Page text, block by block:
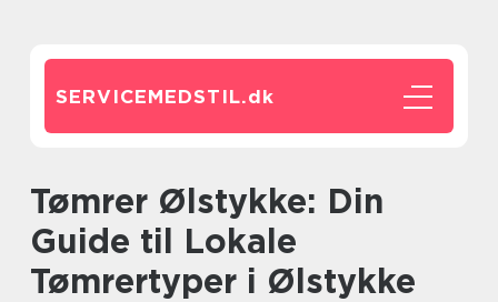
SERVICEMEDSTIL.dk
Tømrer Ølstykke: Din
Guide til Lokale
Tømrertyper i Ølstykke